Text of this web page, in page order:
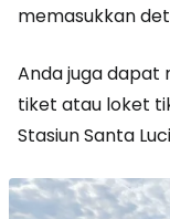
memasukkan
Anda juga dapat
tiket atau loket
Stasiun Santa